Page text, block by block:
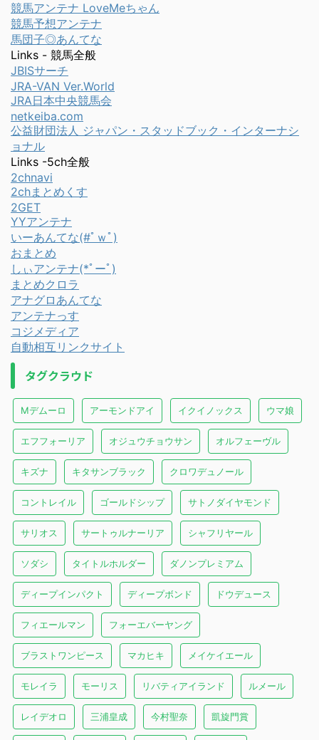
競馬アンテナ LoveMeちゃん
競馬予想アンテナ
馬団子◎あんてな
Links - 競馬全般
JBISサーチ
JRA-VAN Ver.World
JRA日本中央競馬会
netkeiba.com
公益財団法人 ジャパン・スタッドブック・インターナシ
ョナル
Links -5ch全般
2chnavi
2chまとめくす
2GET
YYアンテナ
いーあんてな(#ﾟｗﾟ)
おまとめ
しぃアンテナ(*ﾟーﾟ)
まとめクロラ
アナグロあんてな
アンテナっす
コジメディア
自動相互リンクサイト
タグクラウド
Mデムーロ アーモンドアイ イクイノックス ウマ娘
エフフォーリア オジュウチョウサン オルフェーヴル
キズナ キタサンブラック クロワデュノール
コントレイル ゴールドシップ サトノダイヤモンド
サリオス サートゥルナーリア シャフリヤール
ソダシ タイトルホルダー ダノンプレミアム
ディープインパクト ディープボンド ドウデュース
フィエールマン フォーエバーヤング
ブラストワンピース マカヒキ メイケイエール
モレイラ モーリス リバティアイランド ルメール
レイデオロ 三浦皇成 今村聖奈 凱旋門賞